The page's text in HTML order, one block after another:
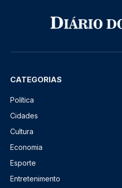
CATEGORIAS
Política
Cidades
Cultura
Economia
Esporte
Entretenimento